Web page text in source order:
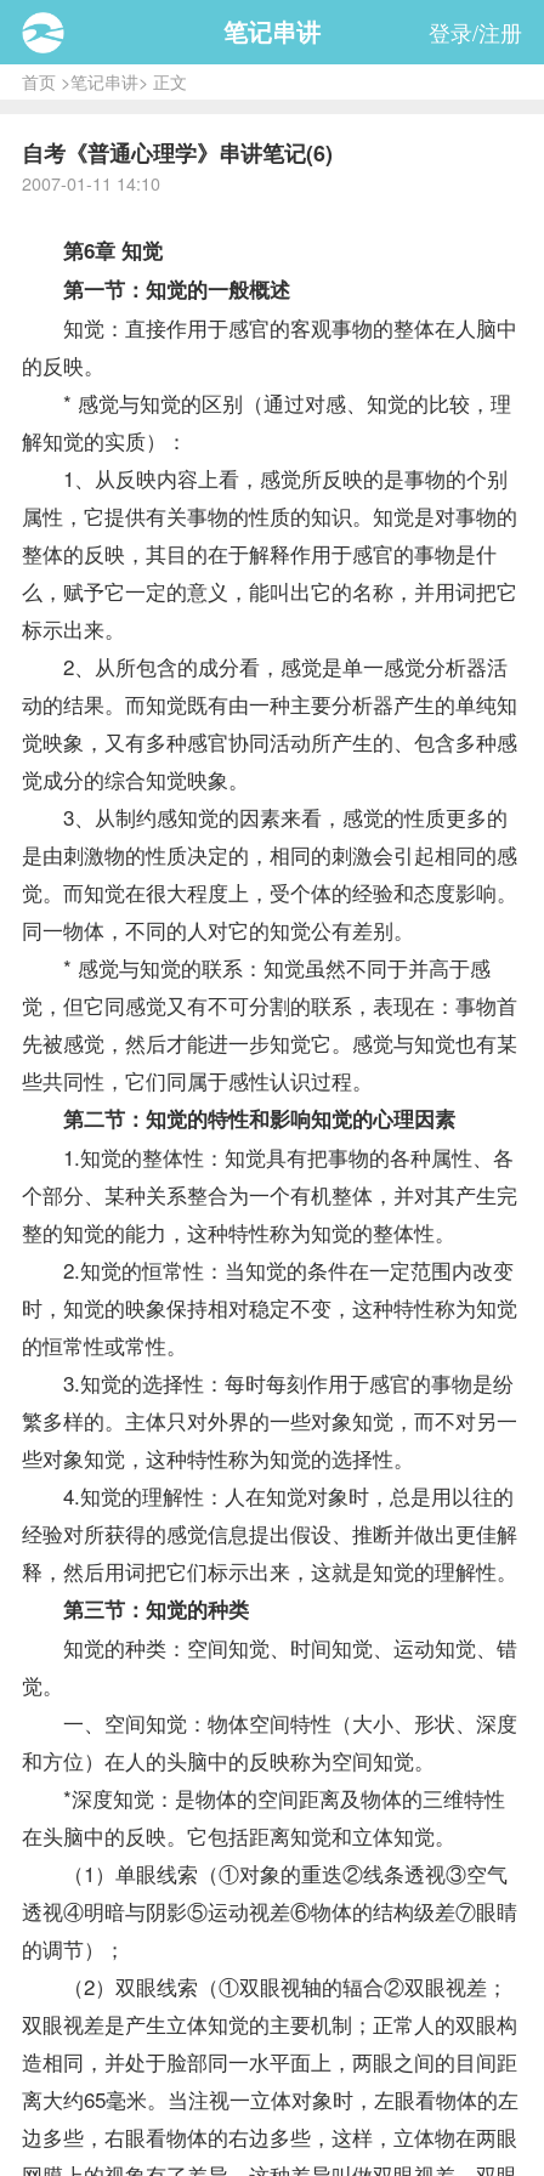
笔记串讲 登录/注册
首页>笔记串讲> 正文
自考《普通心理学》串讲笔记(6)
2007-01-11 14:10
第6章 知觉
第一节：知觉的一般概述
知觉：直接作用于感官的客观事物的整体在人脑中
的反映。
* 感觉与知觉的区别（通过对感、知觉的比较，理
解知觉的实质）：
1、从反映内容上看，感觉所反映的是事物的个别
属性，它提供有关事物的性质的知识。知觉是对事物的
整体的反映，其目的在于解释作用于感官的事物是什
么，赋予它一定的意义，能叫出它的名称，并用词把它
标示出来。
2、从所包含的成分看，感觉是单一感觉分析器活
动的结果。而知觉既有由一种主要分析器产生的单纯知
觉映象，又有多种感官协同活动所产生的、包含多种感
觉成分的综合知觉映象。
3、从制约感知觉的因素来看，感觉的性质更多的
是由刺激物的性质决定的，相同的刺激会引起相同的感
觉。而知觉在很大程度上，受个体的经验和态度影响。
同一物体，不同的人对它的知觉公有差别。
* 感觉与知觉的联系：知觉虽然不同于并高于感
觉，但它同感觉又有不可分割的联系，表现在：事物首
先被感觉，然后才能进一步知觉它。感觉与知觉也有某
些共同性，它们同属于感性认识过程。
第二节：知觉的特性和影响知觉的心理因素
1.知觉的整体性：知觉具有把事物的各种属性、各
个部分、某种关系整合为一个有机整体，并对其产生完
整的知觉的能力，这种特性称为知觉的整体性。
2.知觉的恒常性：当知觉的条件在一定范围内改变
时，知觉的映象保持相对稳定不变，这种特性称为知觉
的恒常性或常性。
3.知觉的选择性：每时每刻作用于感官的事物是纷
繁多样的。主体只对外界的一些对象知觉，而不对另一
些对象知觉，这种特性称为知觉的选择性。
4.知觉的理解性：人在知觉对象时，总是用以往的
经验对所获得的感觉信息提出假设、推断并做出更佳解
释，然后用词把它们标示出来，这就是知觉的理解性。
第三节：知觉的种类
知觉的种类：空间知觉、时间知觉、运动知觉、错
觉。
一、空间知觉：物体空间特性（大小、形状、深度
和方位）在人的头脑中的反映称为空间知觉。
*深度知觉：是物体的空间距离及物体的三维特性
在头脑中的反映。它包括距离知觉和立体知觉。
（1）单眼线索（①对象的重迭②线条透视③空气
透视④明暗与阴影⑤运动视差⑥物体的结构级差⑦眼睛
的调节）；
（2）双眼线索（①双眼视轴的辐合②双眼视差；
双眼视差是产生立体知觉的主要机制；正常人的双眼构
造相同，并处于脸部同一水平面上，两眼之间的目间距
离大约65毫米。当注视一立体对象时，左眼看物体的左
边多些，右眼看物体的右边多些，这样，立体物在两眼